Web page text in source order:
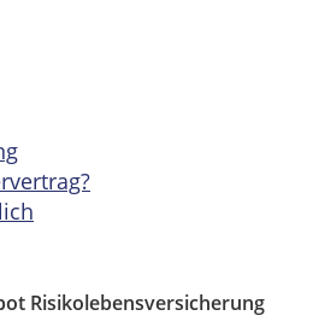
Risikolebensversicherung